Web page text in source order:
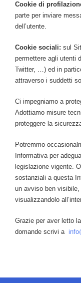
Cookie di
parte per inviare
dell’utente.
Cookie sociali: sul
permettere agli utenti
Twitter, …) ed in
attraverso i suddetti
Ci impegniamo a
Adottiamo misure
proteggere la
Potremmo
Informativa per
legislazione vigente.
sostanziali a questa
un avviso ben
visualizzandolo
Grazie per aver letto
domande scrivi a